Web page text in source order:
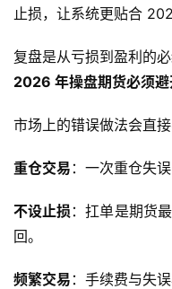
止损，让系统更贴合
复盘是从亏损到盈利的
2026 年操盘期货必须
市场上的错误做法会直
重仓交易 ：一次重仓失
不设止损 ：扛单是期货
回。
频繁交易 ：手续费与失